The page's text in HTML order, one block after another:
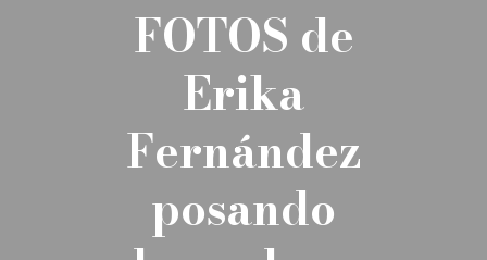
FOTOS de
Erika
Fernández
posando